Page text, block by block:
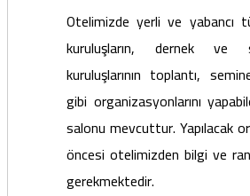
Otelimizde yerli ve yabancı
kuruluşların, dernek ve
kuruluşlarının toplantı,
gibi organizasyonlarını
salonu mevcuttur. Yapılacak
öncesi otelimizden bilgi ve
gerekmektedir.